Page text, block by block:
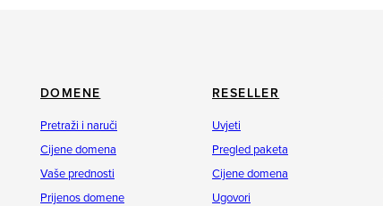
DOMENE
Pretraži i naruči
Cijene domena
Vaše prednosti
Prijenos domene
RESELLER
Uvjeti
Pregled paketa
Cijene domena
Ugovori